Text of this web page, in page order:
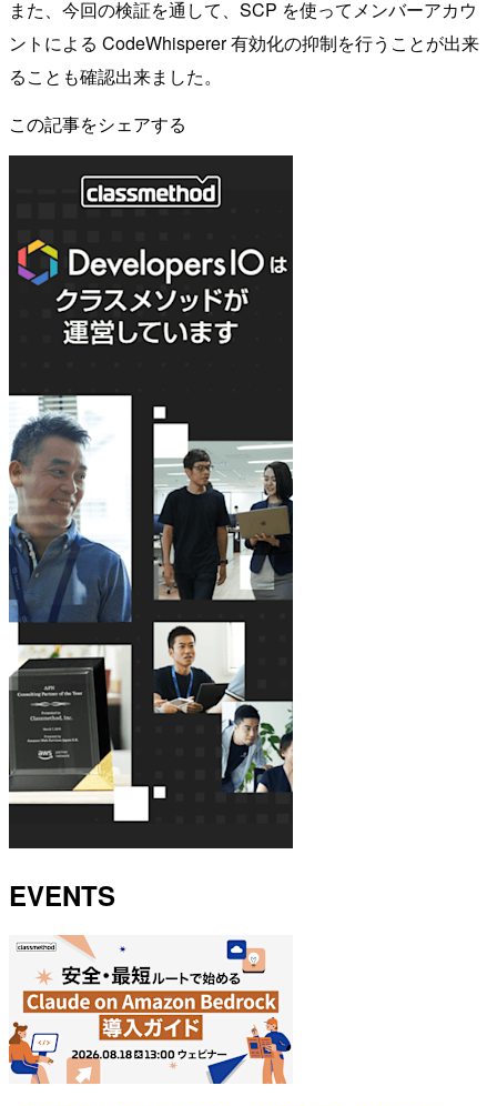
また、今回の検証を通して、SCP を使ってメンバーアカウ
ントによる CodeWhisperer 有効化の抑制を行うことが出来
ることも確認出来ました。
この記事をシェアする
EVENTS